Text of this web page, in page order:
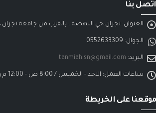
اتصل بنا
العنوان: نجران،حي النهضة ، بالقرب من جامعة نجران،66251
الجوال: 0552633309
البريد: tanmiah.sn@gmail.com
ساعات العمل: الاحد - الخميس / 8:00 ص - 12:00 م ومن 4:00 م - 8:30 م
موقعنا على الخريطة